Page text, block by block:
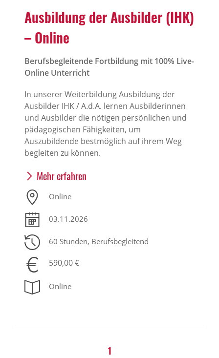
Ausbildung der Ausbilder (IHK)
– Online
Berufsbegleitende Fortbildung mit 100% Live-
Online Unterricht
In unserer Weiterbildung Ausbildung der
Ausbilder IHK / A.d.A. lernen Ausbilderinnen
und Ausbilder die nötigen persönlichen und
pädagogischen Fähigkeiten, um
Auszubildende bestmöglich auf ihrem Weg
begleiten zu können.
Mehr erfahren
Online
03.11.2026
60 Stunden, Berufsbegleitend
590,00 €
Online
1